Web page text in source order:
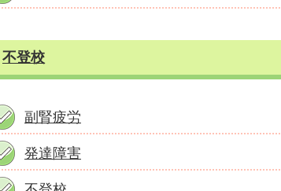
不登校
副腎疲労
発達障害